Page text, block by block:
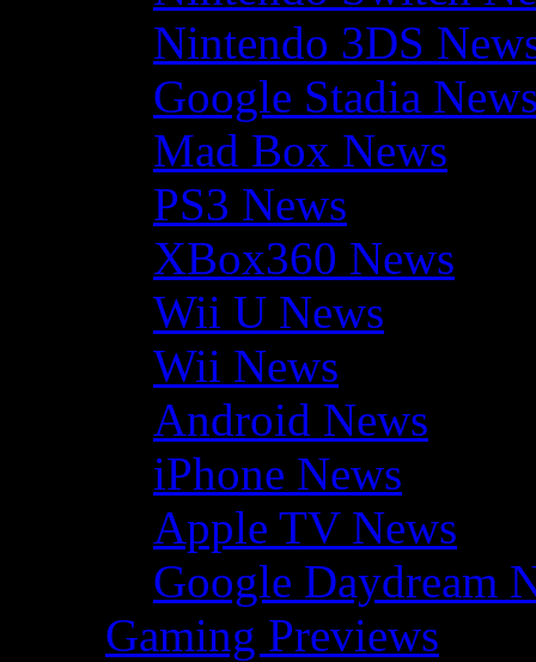
Nintendo 3DS
Google Stadia
Mad Box News
PS3 News
XBox360 News
Wii U News
Wii News
Android News
iPhone News
Apple TV News
Google Daydream
Gaming Previews